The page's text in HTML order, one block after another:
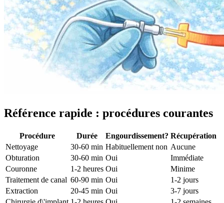
Référence rapide : procédures courantes
Procédure Durée Engourdissement? Récupération
Nettoyage
30-60 min Habituellement non Aucune
Obturation
30-60 min Oui
Immédiate
Couronne
1-2 heures Oui
Minime
Traitement de canal 60-90 min Oui
1-2 jours
Extraction
20-45 min Oui
3-7 jours